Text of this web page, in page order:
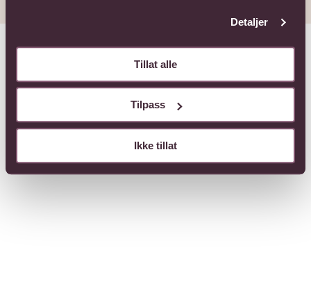
Detaljer
Tillat alle
Tilpass
Ikke tillat